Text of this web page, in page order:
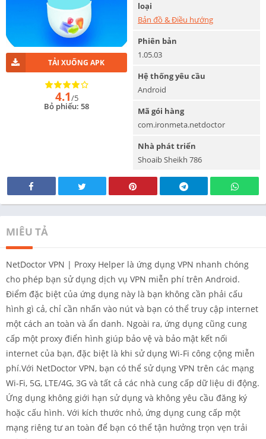
TẢI XUỐNG APK
4.1/5
Bỏ phiếu: 58
loại
Bản đồ & Điều hướng
Phiên bản
1.05.03
Hệ thống yêu cầu
Android
Mã gói hàng
com.ironmeta.netdoctor
Nhà phát triển
Shoaib Sheikh 786
MIÊU TẢ
NetDoctor VPN | Proxy Helper là ứng dụng VPN nhanh chóng
cho phép bạn sử dụng dịch vụ VPN miễn phí trên Android.
Điểm đặc biệt của ứng dụng này là bạn không cần phải cấu
hình gì cả, chỉ cần nhấn vào nút và bạn có thể truy cập internet
một cách an toàn và ẩn danh. Ngoài ra, ứng dụng cũng cung
cấp một proxy điển hình giúp bảo vệ và bảo mật kết nối
internet của bạn, đặc biệt là khi sử dụng Wi-Fi công cộng miễn
phí.Với NetDoctor VPN, bạn có thể sử dụng VPN trên các mạng
Wi-Fi, 5G, LTE/4G, 3G và tất cả các nhà cung cấp dữ liệu di động.
Ứng dụng không giới hạn sử dụng và không yêu cầu đăng ký
hoặc cấu hình. Với kích thước nhỏ, ứng dụng cung cấp một
mạng riêng tư an toàn để bạn có thể tận hưởng trọn vẹn trải